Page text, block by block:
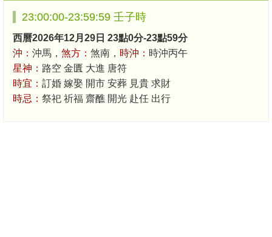
23:00:00-23:59:59 壬子時
西曆2026年12月29日 23點0分-23點59分
沖： 沖馬， 煞方： 煞南， 時沖： 時沖丙午
星神： 路空 金匱 大進 唐符
時宜： 訂婚 嫁娶 開市 安葬 見貴 求財
時忌： 祭祀 祈福 齋醮 開光 赴任 出行